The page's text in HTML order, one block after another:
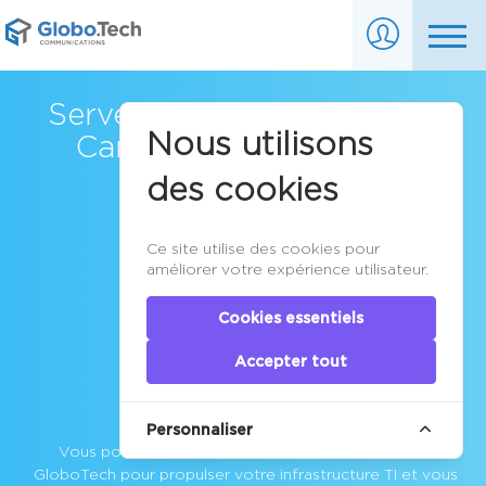
Serveur VPS Cloud situé au
Canada pour entreprise
Vous pouvez vous fier sur le
GloboTech pour propulser votre infrastructure TI et vous
Nous utilisons
des cookies
Ce site utilise des cookies pour
améliorer votre expérience utilisateur.
Cookies essentiels
Accepter tout
Personnaliser